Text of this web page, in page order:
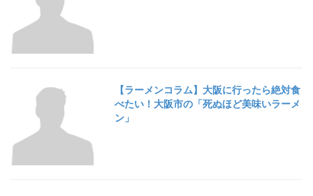
【ラーメンコラム】大阪に行ったら絶対食
べたい！大阪市の「死ぬほど美味いラーメ
ン」